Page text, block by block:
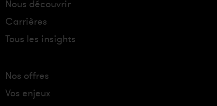
Nous découvrir
Carrières
Tous les insights
Nos offres
Vos enjeux